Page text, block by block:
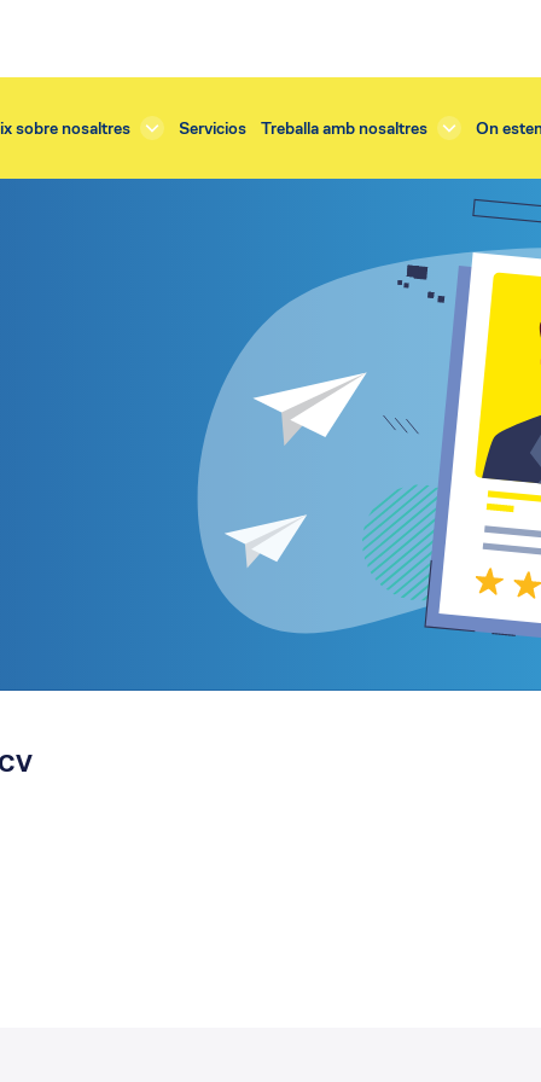
Servicios
Renovació arrebossat
Renovació balcons
Renovació teulada
Renovació terrassa
Restauració cornisas
Restauració façana
Restauració vidrieres
Restauració part baixa
Revisió façanes ITE
sobre nosaltres Servicios Treballa amb nosaltres On